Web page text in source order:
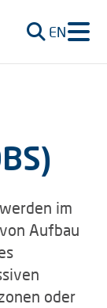
EN
im
Aufbau
oder